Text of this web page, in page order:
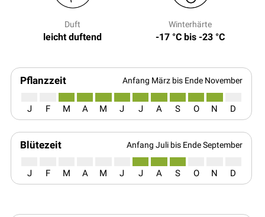
Duft
leicht duftend
Winterhärte
-17 °C bis -23 °C
Pflanzzeit Anfang März bis Ende November
J F M A M J J A S O N D
Blütezeit Anfang Juli bis Ende September
J F M A M J J A S O N D